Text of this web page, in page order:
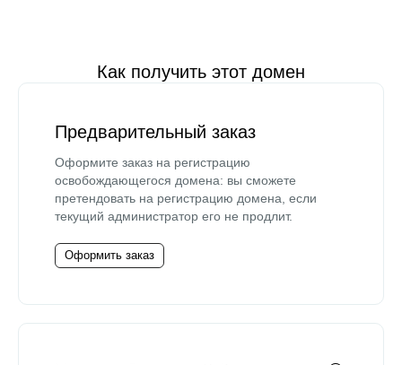
Как получить этот домен
Предварительный заказ
Оформите заказ на регистрацию
освобождающегося домена: вы сможете
претендовать на регистрацию домена, если
текущий администратор его не продлит.
Оформить заказ